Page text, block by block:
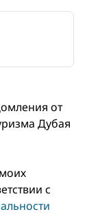
от
Дубая
с